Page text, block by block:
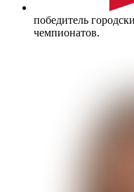
победитель
чемпионатов.